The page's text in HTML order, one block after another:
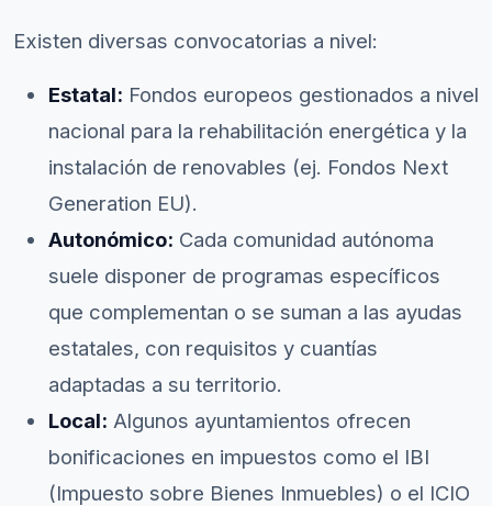
Existen diversas convocatorias a nivel:
Estatal: Fondos europeos gestionados a nivel
nacional para la rehabilitación energética y la
instalación de renovables (ej. Fondos Next
Generation EU).
Autonómico: Cada comunidad autónoma
suele disponer de programas específicos
que complementan o se suman a las ayudas
estatales, con requisitos y cuantías
adaptadas a su territorio.
Local: Algunos ayuntamientos ofrecen
bonificaciones en impuestos como el IBI
(Impuesto sobre Bienes Inmuebles) o el ICIO